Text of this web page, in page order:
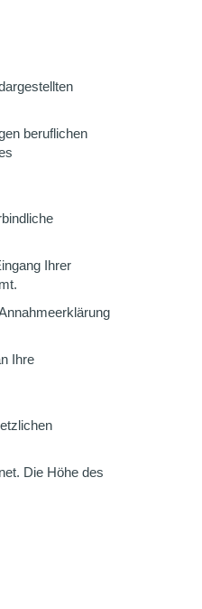
beruflichen
Ihrer
Ihre
Die Höhe des